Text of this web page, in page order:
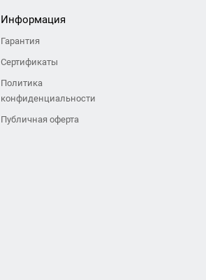
Информация
Гарантия
Сертификаты
Политика
конфиденциальности
Публичная оферта